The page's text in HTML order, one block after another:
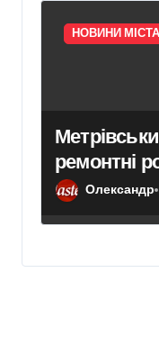
НОВИНИ МІСТА
ремонтні
проїзд у
Олександр